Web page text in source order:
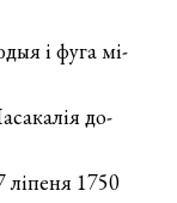
і фуга мі-
до-
ліпеня 1750